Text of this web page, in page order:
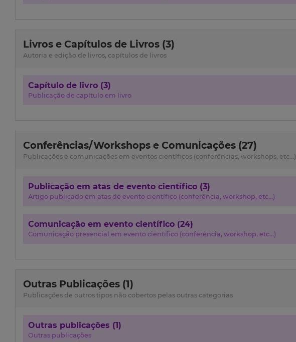
Livros e Capítulos de Livros (3)
Autoria e edição de livros, capítulos de livros
Capítulo de livro (3)
Publicação de capítulo em livro
Conferências/Workshops e Comunicações (27)
Publicações e comunicações em eventos científicos (conferências, workshops, etc...)
Publicação em atas de evento científico (3)
Artigo publicado em atas de evento científico (conferência, workshop, etc...)
Comunicação em evento científico (24)
Comunicação presencial em evento científico (conferência, workshop, etc...)
Outras Publicações (1)
Publicações de outros tipos não cobertos pelas outras categorias
Outras publicações (1)
Outras publicações